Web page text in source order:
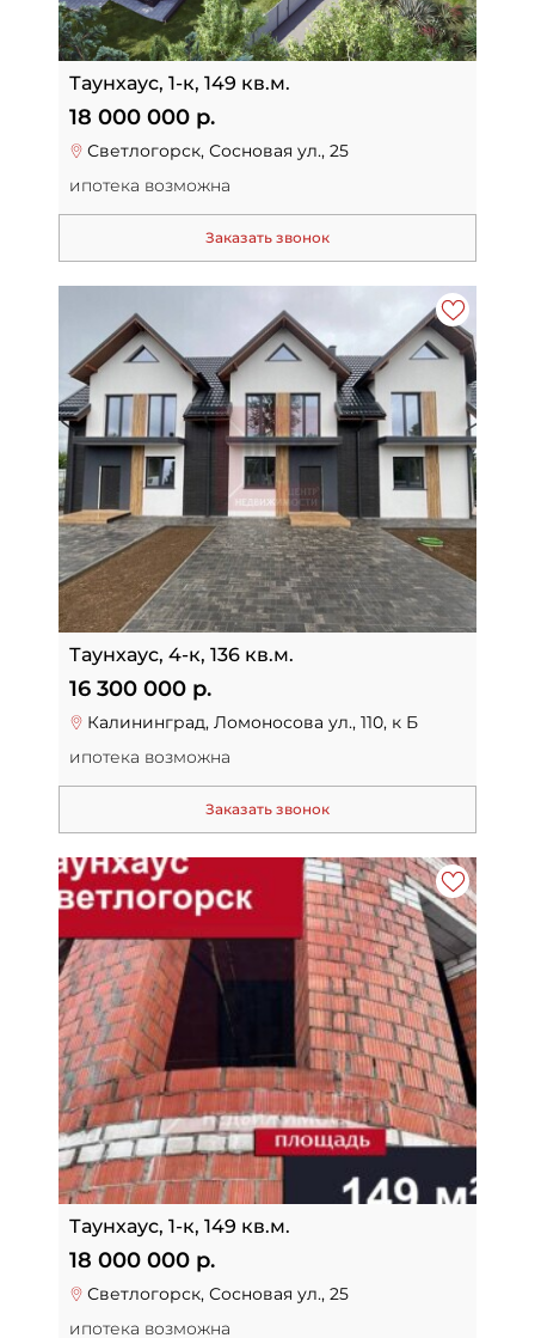
Таунхаус, 1-к, 149 кв.м.
18 000 000 р.
Светлогорск, Сосновая ул., 25
ипотека возможна
Заказать звонок
Таунхаус, 4-к, 136 кв.м.
16 300 000 р.
Калининград, Ломоносова ул., 110, к Б
ипотека возможна
Заказать звонок
Таунхаус, 1-к, 149 кв.м.
18 000 000 р.
Светлогорск, Сосновая ул., 25
ипотека возможна